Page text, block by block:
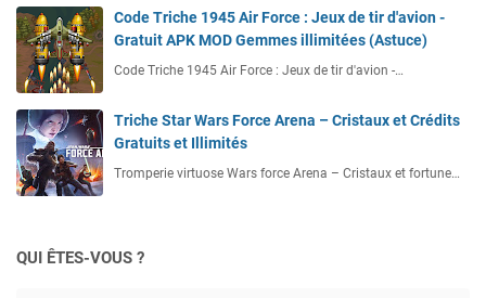
Code Triche 1945 Air Force : Jeux de tir d'avion -
Gratuit APK MOD Gemmes illimitées (Astuce)
Code Triche 1945 Air Force : Jeux de tir d'avion -…
Triche Star Wars Force Arena – Cristaux et Crédits
Gratuits et Illimités
Tromperie virtuose Wars force Arena – Cristaux et fortune…
QUI ÊTES-VOUS ?